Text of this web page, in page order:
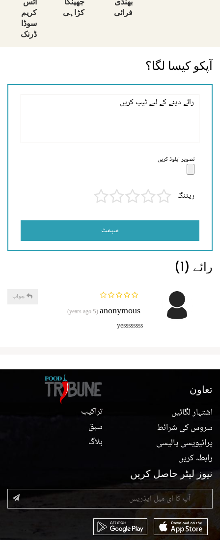
کریم
سوڈا
ڈرنک
کڑاہی
فرائی
آپکو کیسا لگا؟
تصویر اپلوڈ کریں
ریٹنگ
سبمٹ
رائے (1)
anonymous
(5 years ago)
yessssssss
جواب
تراکیب
سبق
بلاگ
تعاون
اشتہار لگائیں
سروس کی شرائط
پرائیویسی پالیسی
رابطہ کریں
نیوز لیٹر حاصل کریں